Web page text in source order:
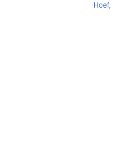
Hoef,